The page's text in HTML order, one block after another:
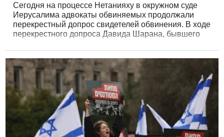
Сегодня на процессе Нетанияху в окружном суде
Иерусалима адвокаты обвиняемых продолжали
перекрестный допрос свидетелей обвинения. В ходе
перекрестного допроса Давида Шарана, бывшего
убеждали суд, что Нетанияху курил не по три-пять
сигар в день, а намного меньше - он экономил и
докуривал начатые сигары на следующий день.